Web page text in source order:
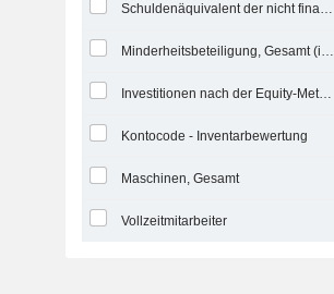
Schuldenäquivalent der nicht finanzierten projizierten Leistungspflicht
Minderheitsbeteiligung, Gesamt (inkl. Fin. Div.)
Investitionen nach der Equity-Methode, Gesamt
Kontocode - Inventarbewertung
Maschinen, Gesamt
Vollzeitmitarbeiter